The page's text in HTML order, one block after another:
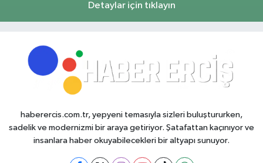
Detaylar için tıklayın
haberercis.com.tr, yepyeni temasıyla sizleri buluştururken,
sadelik ve modernizmi bir araya getiriyor. Şatafattan kaçınıyor ve
insanlara haber okuyabilecekleri bir altyapı sunuyor.